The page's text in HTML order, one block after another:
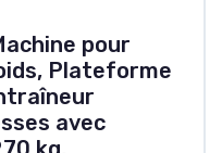
pour
Plateforme
avec